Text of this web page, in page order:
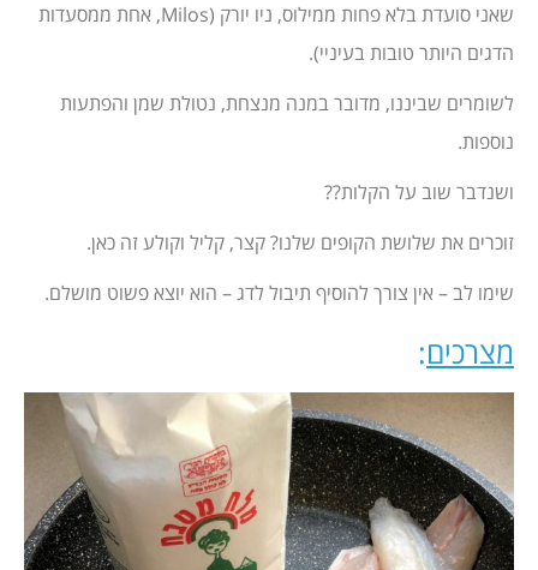
שאני סועדת בלא פחות ממילוס, ניו יורק (Milos, אחת ממסעדות
הדגים היותר טובות בעיניי).
לשומרים שביננו, מדובר במנה מנצחת, נטולת שמן והפתעות
נוספות.
ושנדבר שוב על הקלות??
זוכרים את שלושת הקופים שלנו? קצר, קליל וקולע זה כאן.
שימו לב – אין צורך להוסיף תיבול לדג – הוא יוצא פשוט מושלם.
מצרכים: